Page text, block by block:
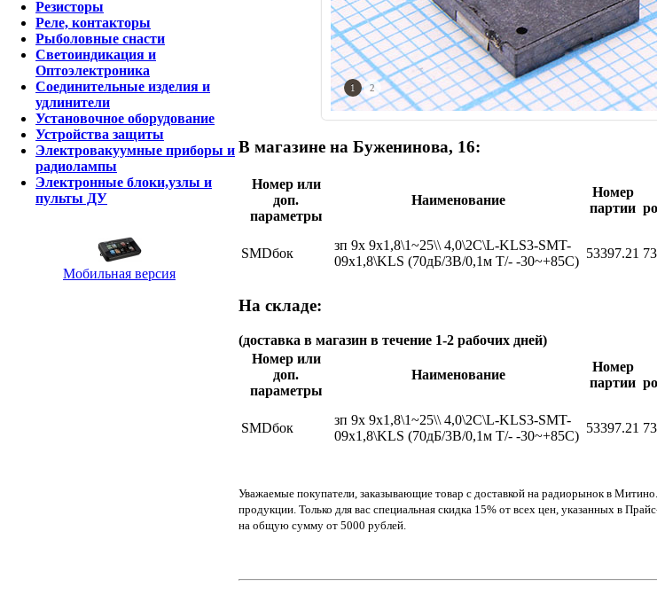
Резисторы
Реле, контакторы
Рыболовные снасти
Светоиндикация и
Оптоэлектроника
Соединительные изделия и
удлинители
Установочное оборудование
Устройства защиты
Электровакуумные приборы и
радиолампы
Электронные блоки,узлы и
пульты ДУ
Мобильная версия
1 2
В магазине на Буженинова, 16:
Номер или
доп.
параметры
Наименование
Номер
партии
SMDбок
зп 9x 9x1,8\1~25\\ 4,0\2C\L-KLS3-SMT-
09x1,8\KLS (70дБ/3В/0,1м T/- -30~+85C)
53397.21
На складе:
(доставка в магазин в течение 1-2 рабочих дней)
Номер или
доп.
параметры
Наименование
Номер
партии
SMDбок
зп 9x 9x1,8\1~25\\ 4,0\2C\L-KLS3-SMT-
09x1,8\KLS (70дБ/3В/0,1м T/- -30~+85C)
53397.21
Уважаемые покупатели, заказывающие товар с доставкой на радиорынок в
продукции. Только для вас специальная скидка 15% от всех цен, указанных в
на общую сумму от 5000 рублей.